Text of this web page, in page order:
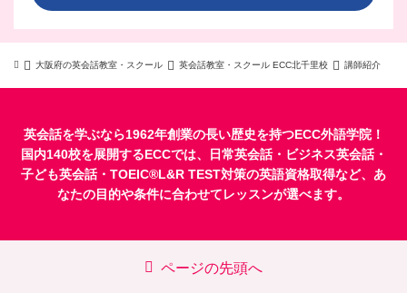
大阪府の英会話教室・スクール 英会話教室・スクール ECC北千里校 講師紹介
英会話を学ぶなら1962年創業の長い歴史を持つECC外語学院！
国内140校を展開するECCでは、
日常英会話・ ビジネス英会話・
子ども英会話・ TOEIC®L&R TEST対策の英語資格取得など、あ
なたの目的や条件に合わせてレッスンが選べます。
ページの先頭へ